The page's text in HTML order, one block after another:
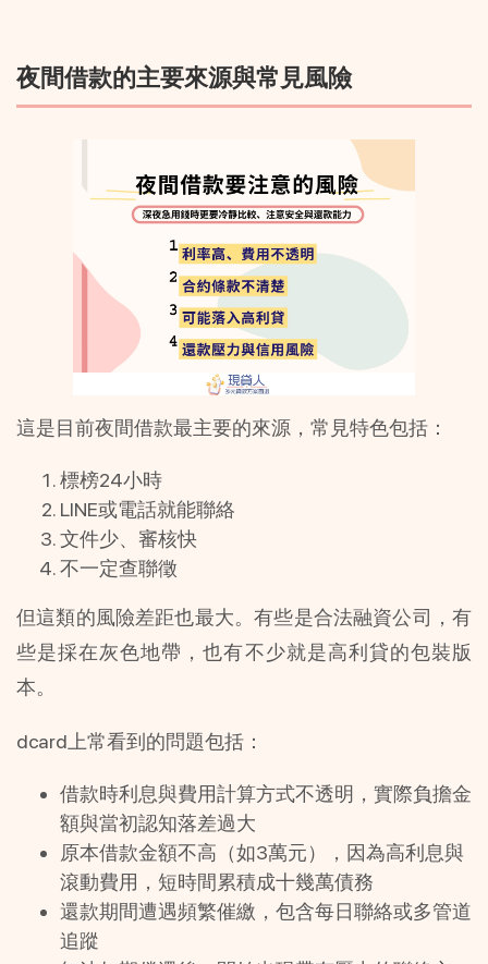
夜間借款的主要來源與常見風險
這是目前夜間借款最主要的來源，常見特色包括：
標榜24小時
LINE或電話就能聯絡
文件少、審核快
不一定查聯徵
但這類的風險差距也最大。有些是合法融資公司，有
些是採在灰色地帶，也有不少就是高利貸的包裝版
本。
dcard上常看到的問題包括：
借款時利息與費用計算方式不透明，實際負擔金
額與當初認知落差過大
原本借款金額不高（如3萬元），因為高利息與
滾動費用，短時間累積成十幾萬債務
還款期間遭遇頻繁催繳，包含每日聯絡或多管道
追蹤